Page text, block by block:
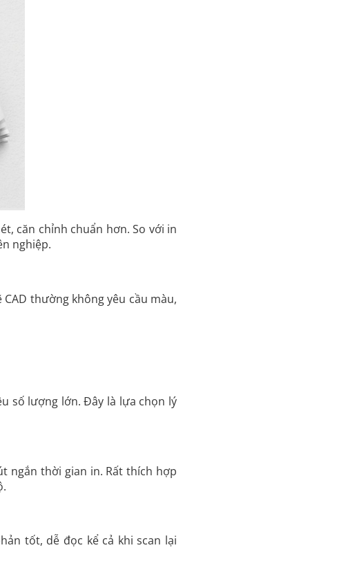
căn chỉnh chuẩn hơn. So với in
nghiệp.
thường không yêu cầu màu,
số lượng lớn. Đây là lựa chọn lý
ngắn thời gian in. Rất thích hợp
tốt, dễ đọc kể cả khi scan lại